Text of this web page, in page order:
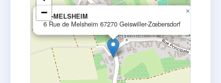
6R-MELSHEIM
6 Rue de Melsheim 67270 Geiswiller-Zœbersdorf
×
−